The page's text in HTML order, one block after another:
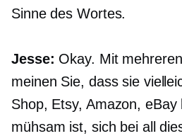
Sinne des Wortes.
Jesse: Okay. Mit
meinen Sie, dass sie
Shop, Etsy, Amazon,
mühsam ist, sich bei all